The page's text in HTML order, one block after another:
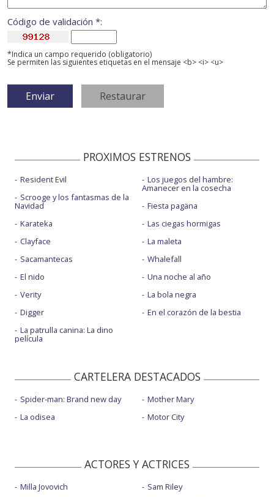
Código de validación *:
*Indica un campo requerido (obligatorio)
Se permiten las siguientes etiquetas en el mensaje <b> <i> <u>
PROXIMOS ESTRENOS
Resident Evil
Scrooge y los fantasmas de la
Navidad
Karateka
Clayface
Sacamantecas
El nido
Verity
Digger
La patrulla canina: La dino
película
Los juegos del hambre:
Amanecer en la cosecha
Fiesta pagäna
Las ciegas hormigas
La maleta
Whalefall
Una noche al año
La bola negra
En el corazón de la bestia
CARTELERA DESTACADOS
Spider-man: Brand new day
La odisea
Mother Mary
Motor City
ACTORES Y ACTRICES
Milla Jovovich
Sam Riley